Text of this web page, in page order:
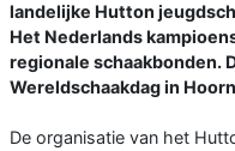
landelijke Hutton
Het Nederlands
regionale schaakbonden.
Wereldschaakdag in
De organisatie van het